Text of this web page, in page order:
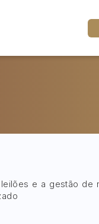
e a gestão de